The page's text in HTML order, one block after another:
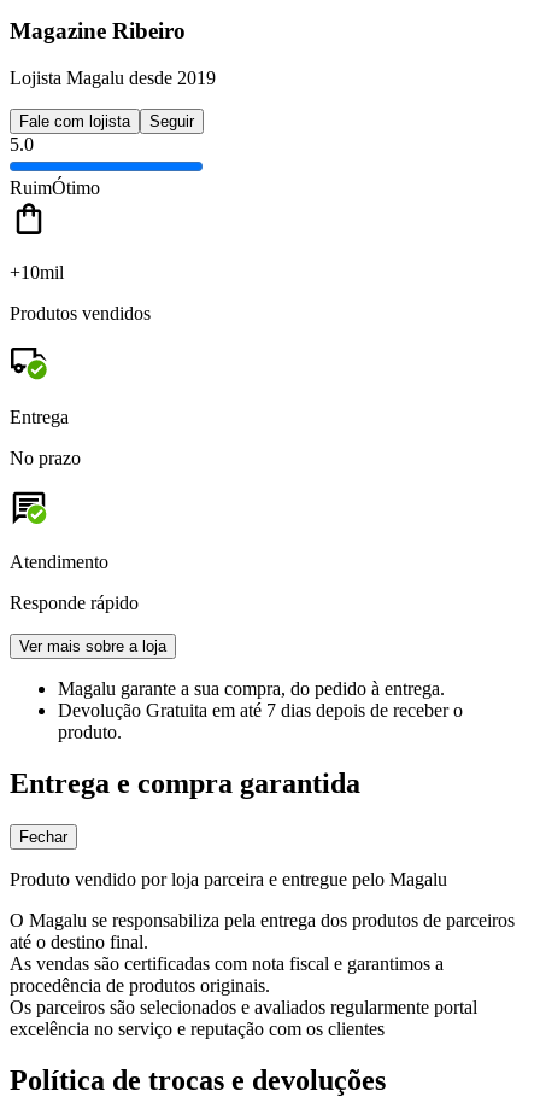
Magazine Ribeiro
Lojista Magalu desde 2019
Fale com lojista Seguir
5.0
RuimÓtimo
+10mil
Produtos vendidos
Entrega
No prazo
Atendimento
Responde rápido
Ver mais sobre a loja
Magalu garante a sua compra, do pedido à entrega.
Devolução Gratuita em até 7 dias depois de receber o
produto.
Entrega e compra garantida
Fechar
Produto vendido por loja parceira e entregue pelo Magalu
O Magalu se responsabiliza pela entrega dos produtos de parceiros
até o destino final.
As vendas são certificadas com nota fiscal e garantimos a
procedência de produtos originais.
Os parceiros são selecionados e avaliados regularmente portal
excelência no serviço e reputação com os clientes
Política de trocas e devoluções